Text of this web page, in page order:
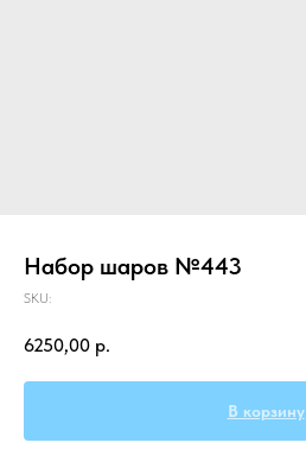
Набор шаров №443
SKU:
6250,00 р.
В корзину